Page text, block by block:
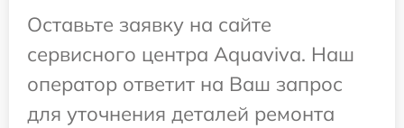
Оставьте заявку на сайте
сервисного центра Aquaviva. Наш
оператор ответит на Ваш запрос
для уточнения деталей ремонта